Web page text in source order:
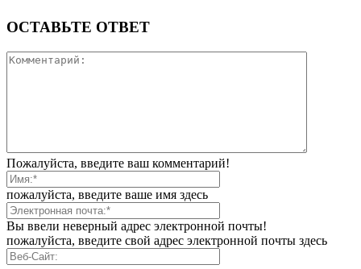
ОСТАВЬТЕ ОТВЕТ
Пожалуйста, введите ваш комментарий!
пожалуйста, введите ваше имя здесь
Вы ввели неверный адрес электронной почты!
пожалуйста, введите свой адрес электронной почты здесь